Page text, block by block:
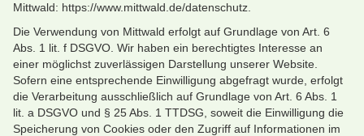
Mittwald: https://www.mittwald.de/datenschutz.
Die Verwendung von Mittwald erfolgt auf Grundlage von Art. 6
Abs. 1 lit. f DSGVO. Wir haben ein berechtigtes Interesse an
einer möglichst zuverlässigen Darstellung unserer Website.
Sofern eine entsprechende Einwilligung abgefragt wurde, erfolgt
die Verarbeitung ausschließlich auf Grundlage von Art. 6 Abs. 1
lit. a DSGVO und § 25 Abs. 1 TTDSG, soweit die Einwilligung die
Speicherung von Cookies oder den Zugriff auf Informationen im